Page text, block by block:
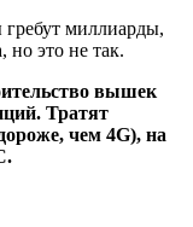
миллиарды,
но это не так.
вышек
Тратят
чем 4G), на